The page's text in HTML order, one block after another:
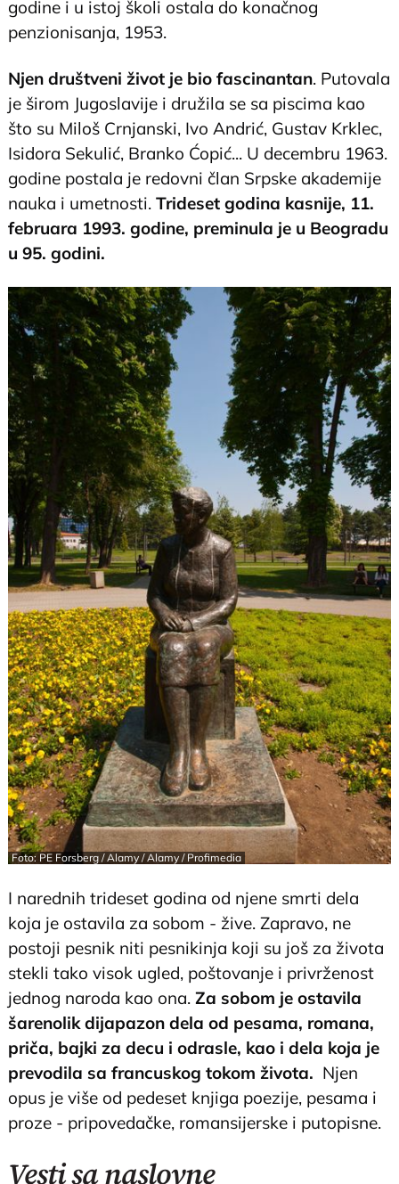
godine i u istoj školi ostala do konačnog
penzionisanja, 1953.
Njen društveni život je bio fascinantan. Putovala
je širom Jugoslavije i družila se sa piscima kao
što su Miloš Crnjanski, Ivo Andrić, Gustav Krklec,
Isidora Sekulić, Branko Ćopić... U decembru 1963.
godine postala je redovni član Srpske akademije
nauka i umetnosti. Trideset godina kasnije, 11.
februara 1993. godine, preminula je u Beogradu
u 95. godini.
Foto: PE Forsberg / Alamy / Alamy / Profimedia
I narednih trideset godina od njene smrti dela
koja je ostavila za sobom - žive. Zapravo, ne
postoji pesnik niti pesnikinja koji su još za života
stekli tako visok ugled, poštovanje i privrženost
jednog naroda kao ona.Za sobom je ostavila
šarenolik dijapazon dela od pesama, romana,
priča, bajki za decu i odrasle, kao i dela koja je
prevodila sa francuskog tokom života. Njen
opus je više od pedeset knjiga poezije, pesama i
proze - pripovedačke, romansijerske i putopisne.
Vesti sa naslovne